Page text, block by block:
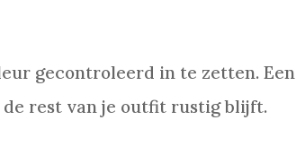
gecontroleerd in te zetten. Een
rest van je outfit rustig blijft.